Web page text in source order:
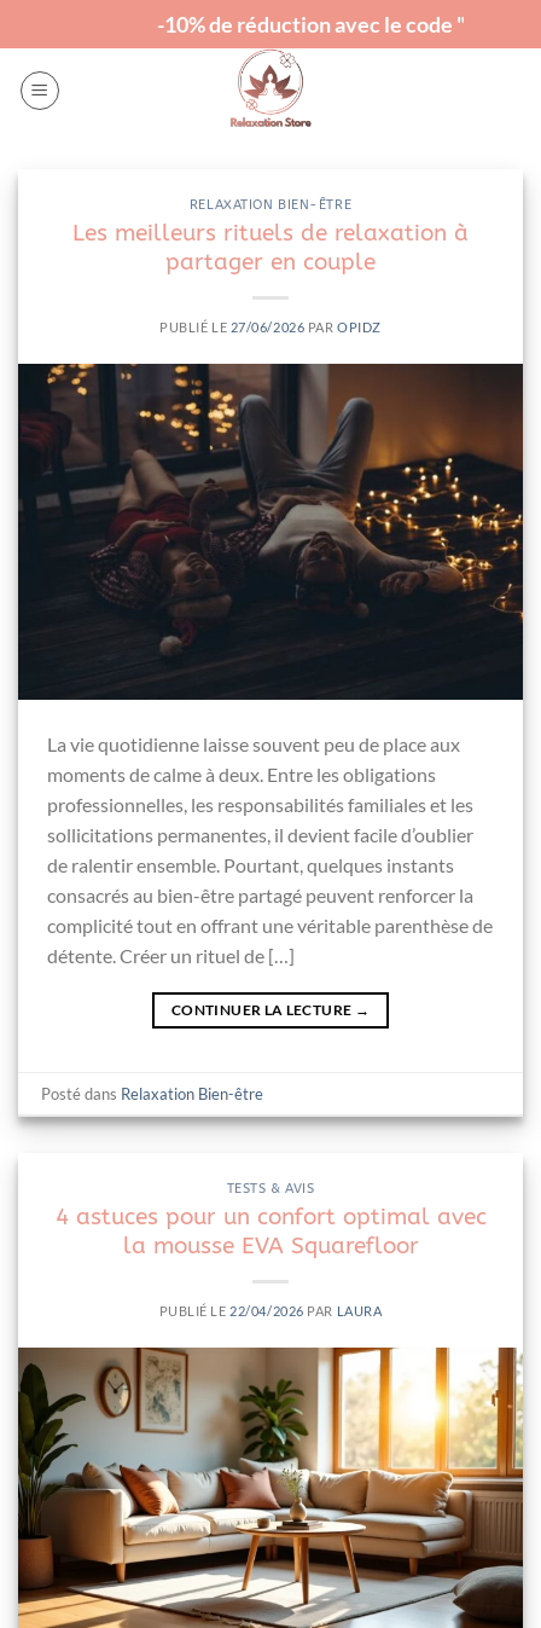
au
contenu
-10% de réduction avec le code "RELAX"
RELAXATION BIEN-ÊTRE
Les meilleurs rituels de relaxation à
partager en couple
PUBLIÉ LE 27/06/2026 PAROPIDZ
La vie quotidienne laisse souvent peu de place aux
moments de calme à deux. Entre les obligations
professionnelles, les responsabilités familiales et les
sollicitations permanentes, il devient facile d’oublier
de ralentir ensemble. Pourtant, quelques instants
consacrés au bien-être partagé peuvent renforcer la
complicité tout en offrant une véritable parenthèse de
détente. Créer un rituel de […]
CONTINUER LA LECTURE →
Posté dans Relaxation Bien-être
TESTS & AVIS
4 astuces pour un confort optimal avec
la mousse EVA Squarefloor
PUBLIÉ LE 22/04/2026 PAR LAURA